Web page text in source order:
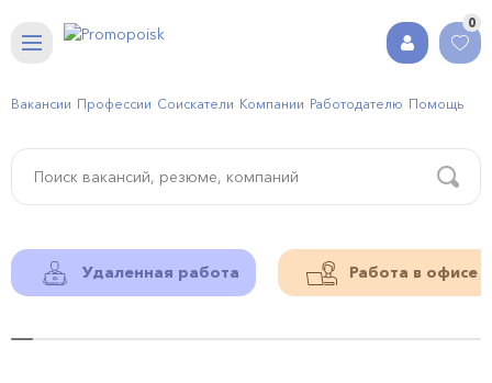
0
Вакансии Профессии Соискатели Компании Работодателю Помощь
Удаленная работа Работа в офисе